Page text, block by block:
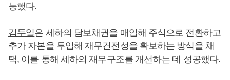
능했다.
김두일은 세하의 담보채권을 매입해 주식으로 전환하고
추가 자본을 투입해 재무건전성을 확보하는 방식을 채
택, 이를 통해 세하의 재무구조를 개선하는 데 성공했다.